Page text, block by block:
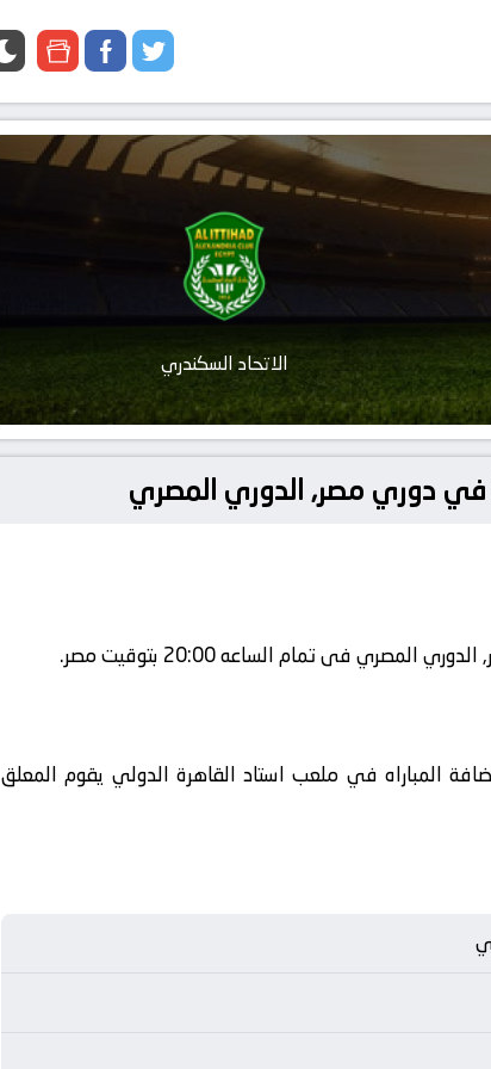
twitter
facebook
google
الاتحاد السكندري
في الوطن العربي فضائيا على قناة أون سبورت 1 ويتم إستضافة المباراه في ملعب استاد القاهرة الدولي يقوم المعلق